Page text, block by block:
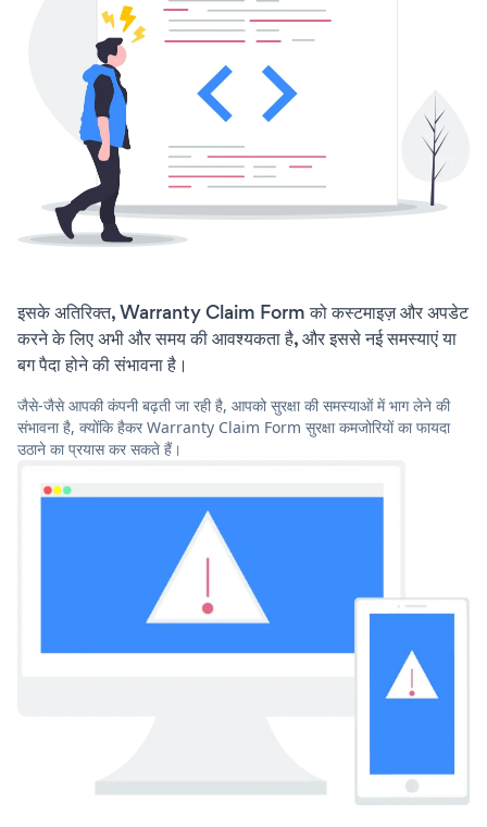
इसके अतिरिक्त, Warranty Claim Form को कस्टमाइज़ और अपडेट
करने के लिए अभी और समय की आवश्यकता है, और इससे नई समस्याएं या
बग पैदा होने की संभावना है।
जैसे-जैसे आपकी कंपनी बढ़ती जा रही है, आपको सुरक्षा की समस्याओं में भाग लेने की
संभावना है, क्योंकि हैकर Warranty Claim Form सुरक्षा कमजोरियों का फायदा
उठाने का प्रयास कर सकते हैं।